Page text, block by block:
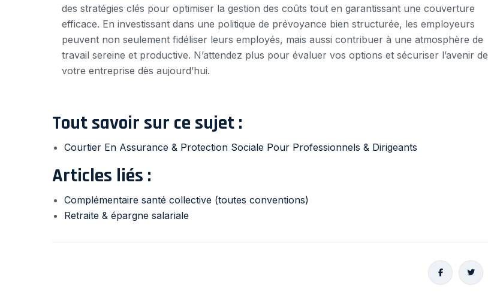
des stratégies clés pour optimiser la gestion des coûts tout en garantissant une couverture
efficace. En investissant dans une politique de prévoyance bien structurée, les employeurs
peuvent non seulement fidéliser leurs employés, mais aussi contribuer à une atmosphère de
travail sereine et productive. N’attendez plus pour évaluer vos options et sécuriser l’avenir de
votre entreprise dès aujourd’hui.
Tout savoir sur ce sujet :
Courtier En Assurance & Protection Sociale Pour Professionnels & Dirigeants
Articles liés :
Complémentaire santé collective (toutes conventions)
Retraite & épargne salariale